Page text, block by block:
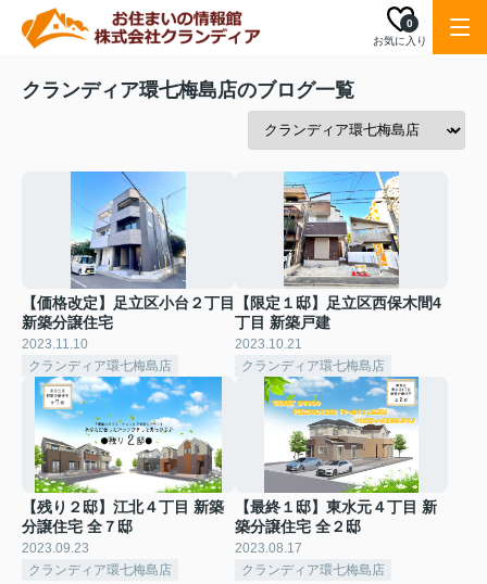
お気に入り
0
クランディア環七梅島店のブログ一覧
【価格改定】足立区小台２丁目
新築分譲住宅
2023.11.10
クランディア環七梅島店
【限定１邸】足立区西保木間4
丁目 新築戸建
2023.10.21
クランディア環七梅島店
【残り２邸】江北４丁目 新築
分譲住宅 全７邸
2023.09.23
クランディア環七梅島店
【最終１邸】東水元４丁目 新
築分譲住宅 全２邸
2023.08.17
クランディア環七梅島店